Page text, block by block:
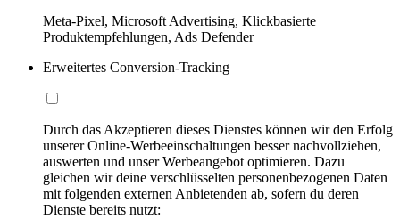
Meta-Pixel, Microsoft Advertising, Klickbasierte
Produktempfehlungen, Ads Defender
Erweitertes Conversion-Tracking
Durch das Akzeptieren dieses Dienstes können wir den Erfolg
unserer Online-Werbeeinschaltungen besser nachvollziehen,
auswerten und unser Werbeangebot optimieren. Dazu
gleichen wir deine verschlüsselten personenbezogenen Daten
mit folgenden externen Anbietenden ab, sofern du deren
Dienste bereits nutzt: